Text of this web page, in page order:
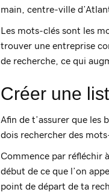
main, centre-ville
Les mots-clés sont les
trouver une entreprise
de recherche, ce qui
Créer une
Afin de t’assurer que
dois rechercher des
Commence par réfléchir
début de ce que l’on
point de départ de ta